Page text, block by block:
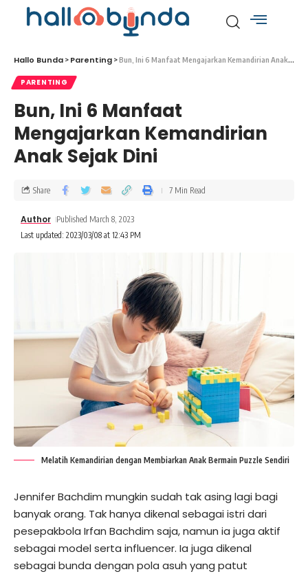
Hallo Bunda > Parenting >Bun, Ini 6 Manfaat Mengajarkan Kemandirian Anak Sejak Dini
PARENTING
Bun, Ini 6 Manfaat
Mengajarkan Kemandirian
Anak Sejak Dini
Last updated: 2023/03/08 at 12:43 PM
Author Published March 8, 2023
Share 7 Min Read
Melatih Kemandirian dengan Membiarkan Anak Bermain Puzzle Sendiri
Jennifer Bachdim mungkin sudah tak asing lagi bagi
banyak orang. Tak hanya dikenal sebagai istri dari
pesepakbola Irfan Bachdim saja, namun ia juga aktif
sebagai model serta influencer. Ia juga dikenal
sebagai bunda dengan pola asuh yang patut